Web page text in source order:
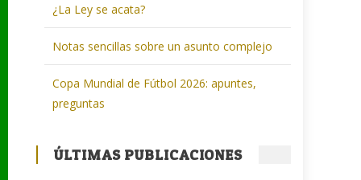
¿La Ley se acata?
Notas sencillas sobre un asunto complejo
Copa Mundial de Fútbol 2026: apuntes,
preguntas
ÚLTIMAS PUBLICACIONES